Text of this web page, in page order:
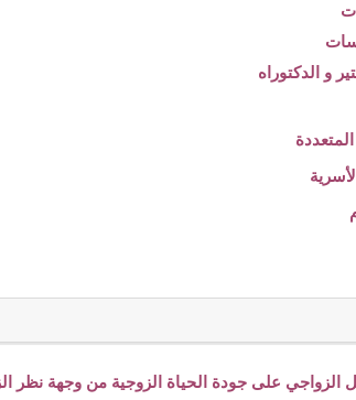
الزواجي على جودة الحياة الزوجية من وجهة نظر